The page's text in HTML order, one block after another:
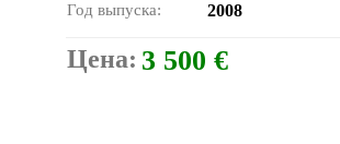
Год выпуска: 2008
Цена: 3 500 €